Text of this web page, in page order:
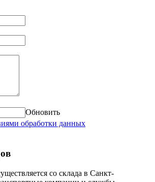
Обновить
обработки данных
со склада в Санкт-